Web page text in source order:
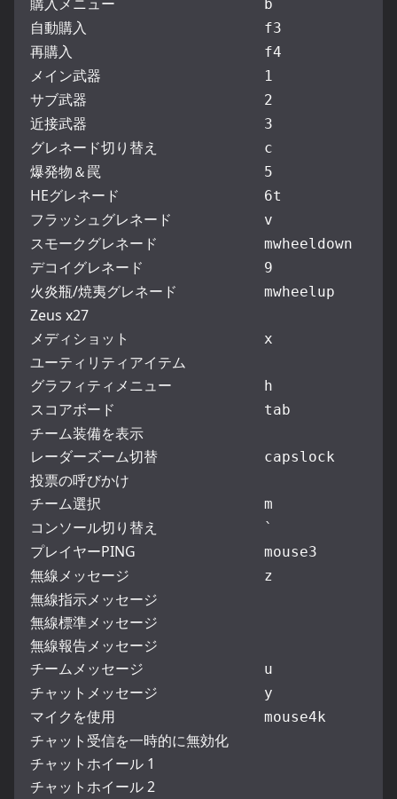
b
自動購入 f3
再購入 f4
メイン武器 1
サブ武器 2
近接武器 3
グレネード切り替え c
爆発物＆罠 5
HEグレネード 6t
フラッシュグレネード v
スモークグレネード mwheeldown
デコイグレネード 9
火炎瓶/焼夷グレネード mwheelup
Zeus x27
メディショット
x
ユーティリティアイテム
グラフィティメニュー
h
スコアボード tab
チーム装備を表示
レーダーズーム切替
capslock
投票の呼びかけ
チーム選択
m
コンソール切り替え `
プレイヤーPING mouse3
無線メッセージ z
無線指示メッセージ
無線標準メッセージ
無線報告メッセージ
チームメッセージ
u
チャットメッセージ y
マイクを使用 mouse4k
チャット受信を一時的に無効化
チャットホイール 1
チャットホイール 2